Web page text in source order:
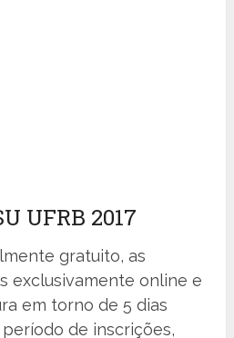
UFRB 2017
gratuito, as
exclusivamente online e
em torno de 5 dias
de inscrições,